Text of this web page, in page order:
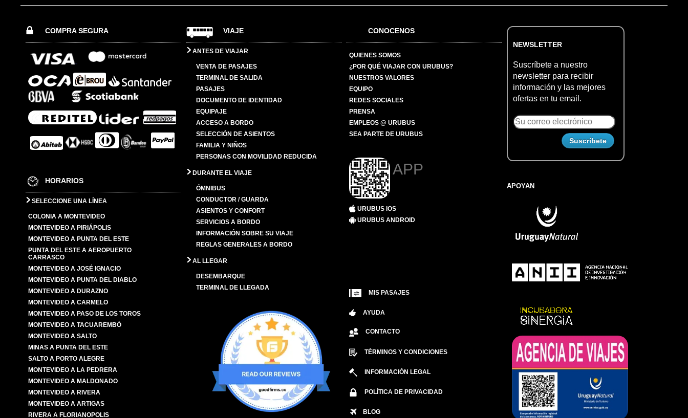
COMPRA SEGURA
HORARIOS
SELECCIONE UNA LÍNEA
COLONIA A MONTEVIDEO
MONTEVIDEO A PIRIÁPOLIS
MONTEVIDEO A PUNTA DEL ESTE
PUNTA DEL ESTE A AEROPUERTO
CARRASCO
MONTEVIDEO A JOSÉ IGNACIO
MONTEVIDEO A PUNTA DEL DIABLO
MONTEVIDEO A DURAZNO
MONTEVIDEO A CARMELO
MONTEVIDEO A PASO DE LOS TOROS
MONTEVIDEO A TACUAREMBÓ
MONTEVIDEO A SALTO
MINAS A PUNTA DEL ESTE
SALTO A PORTO ALEGRE
MONTEVIDEO A LA PEDRERA
MONTEVIDEO A MALDONADO
MONTEVIDEO A RIVERA
MONTEVIDEO A ARTIGAS
RIVERA A FLORIANOPOLIS
VIAJE
ANTES DE VIAJAR
VENTA DE PASAJES
TERMINAL DE SALIDA
PASAJES
DOCUMENTO DE IDENTIDAD
EQUIPAJE
ACCESO A BORDO
SELECCIÓN DE ASIENTOS
FAMILIA Y NIÑOS
PERSONAS CON MOVILIDAD REDUCIDA
DURANTE EL VIAJE
ÓMNIBUS
CONDUCTOR / GUARDA
ASIENTOS Y CONFORT
SERVICIOS A BORDO
INFORMACIÓN SOBRE SU VIAJE
REGLAS GENERALES A BORDO
AL LLEGAR
DESEMBARQUE
TERMINAL DE LLEGADA
CONOCENOS
QUIENES SOMOS
¿POR QUÉ VIAJAR CON URUBUS?
NUESTROS VALORES
EQUIPO
REDES SOCIALES
PRENSA
EMPLEOS @ URUBUS
SEA PARTE DE URUBUS
APP
URUBUS IOS
URUBUS ANDROID
MIS PASAJES
AYUDA
CONTACTO
TÉRMINOS Y CONDICIONES
INFORMACIÓN LEGAL
POLÍTICA DE PRIVACIDAD
BLOG
NEWSLETTER
Suscríbete a nuestro
newsletter para recibir
información y las mejores
ofertas en tu email.
APOYAN